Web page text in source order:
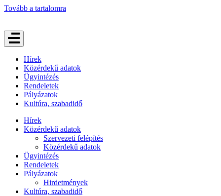
Tovább a tartalomra
Hírek
Közérdekű adatok
Ügyintézés
Rendeletek
Pályázatok
Kultúra, szabadidő
Hírek
Közérdekű adatok
Szervezeti felépítés
Közérdekű adatok
Ügyintézés
Rendeletek
Pályázatok
Hirdetmények
Kultúra, szabadidő